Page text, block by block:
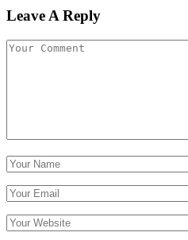
Leave A Reply